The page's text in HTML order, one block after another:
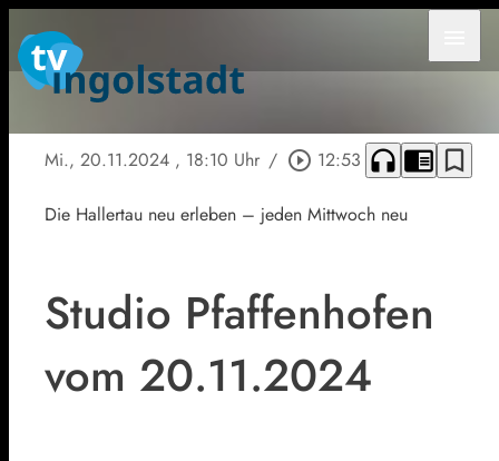
Mi., 20.11.2024 , 18:10 Uhr / play_circle_outline 12:53 headphones chrome_reader_mode bookmark_border
Die Hallertau neu erleben – jeden Mittwoch neu
Studio Pfaffenhofen
vom 20.11.2024